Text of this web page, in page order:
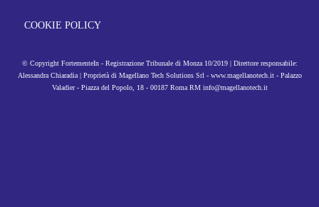
COOKIE POLICY
© Copyright FortementeIn - Registrazione Tribunale di Monza 10/2019 | Direttore responsabile:
Alessandra Chiaradia | Proprietà di Magellano Tech Solutions Srl - www.magellanotech.it - Palazzo
Valadier - Piazza del Popolo, 18 - 00187 Roma RM info@magellanotech.it